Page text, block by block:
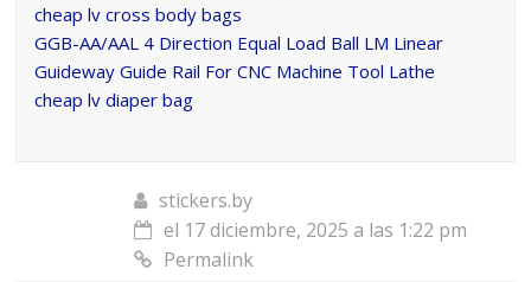
cheap lv cross body bags
GGB-AA/AAL 4 Direction Equal Load Ball LM Linear
Guideway Guide Rail For CNC Machine Tool Lathe
cheap lv diaper bag
stickers.by
el 17 diciembre, 2025 a las 1:22 pm
Permalink